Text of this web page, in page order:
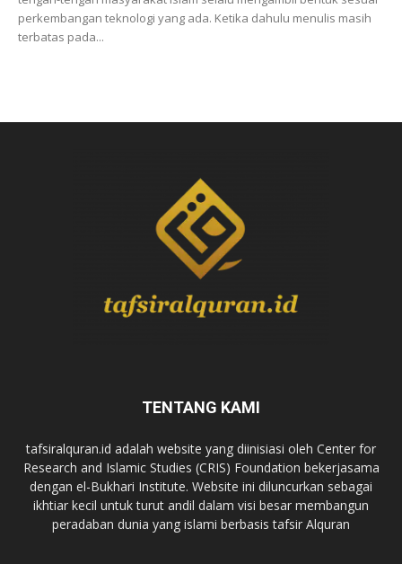
perkembangan teknologi yang ada. Ketika dahulu menulis masih
terbatas pada...
TENTANG KAMI
tafsiralquran.id adalah website yang diinisiasi oleh Center for
Research and Islamic Studies (CRIS) Foundation bekerjasama
dengan el-Bukhari Institute. Website ini diluncurkan sebagai
ikhtiar kecil untuk turut andil dalam visi besar membangun
peradaban dunia yang islami berbasis tafsir Alquran